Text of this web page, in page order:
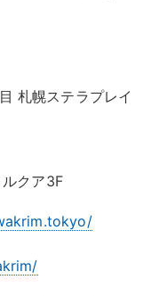
札幌ステラプレイ
クア3F